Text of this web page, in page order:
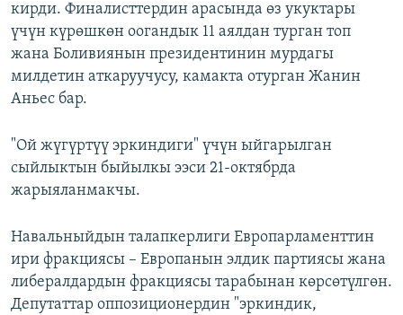
кирди. Финалисттердин арасында өз укуктары
үчүн күрөшкөн оогандык 11 аялдан турган топ
жана Боливиянын президентинин мурдагы
милдетин аткаруучусу, камакта отурган Жанин
Аньес бар.
"Ой жүгүртүү эркиндиги" үчүн ыйгарылган
сыйлыктын быйылкы ээси 21-октябрда
жарыяланмакчы.
Навальныйдын талапкерлиги Европарламенттин
ири фракциясы – Европанын элдик партиясы жана
либералдардын фракциясы тарабынан көрсөтүлгөн.
Депутаттар оппозиционердин "эркиндик,